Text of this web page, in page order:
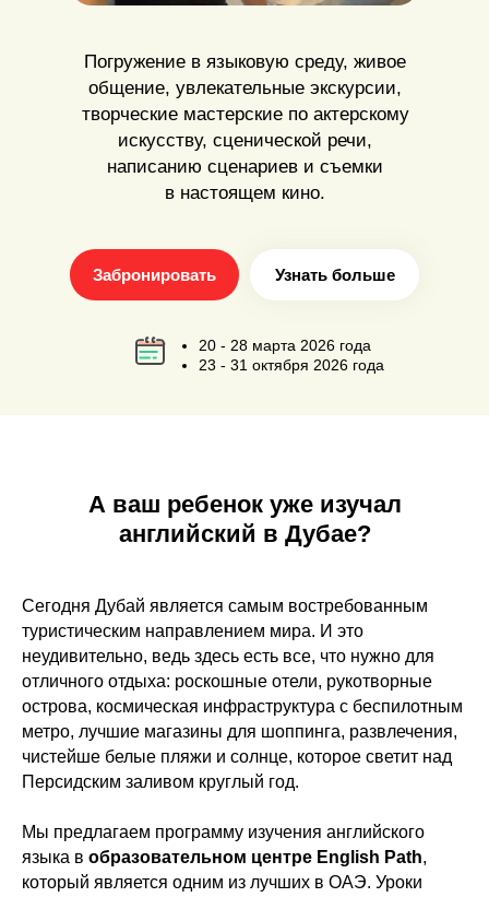
Погружение в языковую среду, живое
общение, увлекательные экскурсии,
творческие мастерские по актерскому
искусству, сценической речи,
написанию сценариев и съемки
в настоящем кино.
Забронировать Узнать больше
20 - 28 марта 2026 года
23 - 31 октября 2026 года
А ваш ребенок уже изучал
английский в Дубае?
Сегодня Дубай является самым востребованным
туристическим направлением мира. И это
неудивительно, ведь здесь есть все, что нужно для
отличного отдыха: роскошные отели, рукотворные
острова, космическая инфраструктура с беспилотным
метро, лучшие магазины для шоппинга, развлечения,
чистейше белые пляжи и солнце, которое светит над
Персидским заливом круглый год.
Мы предлагаем программу изучения английского
языка в образовательном центре English Path,
который является одним из лучших в ОАЭ. Уроки